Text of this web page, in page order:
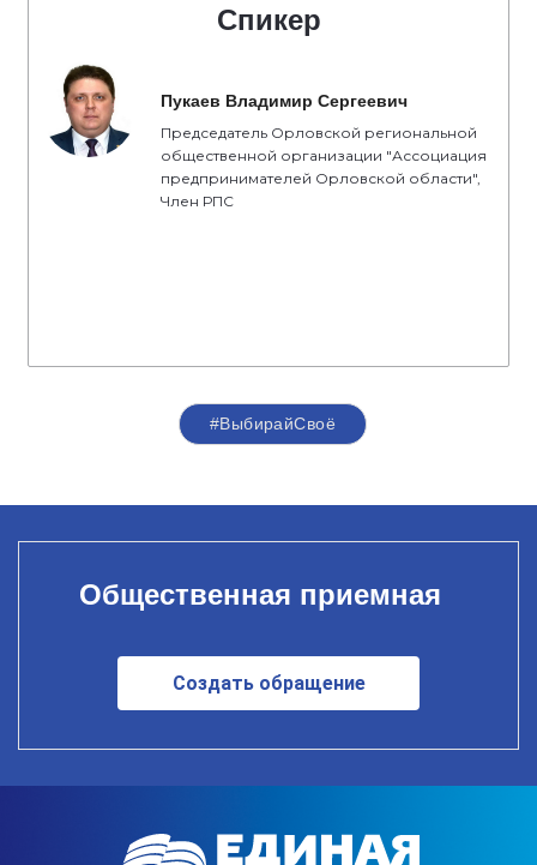
Спикер
Пукаев Владимир Сергеевич
Председатель Орловской региональной
общественной организации "Ассоциация
предпринимателей Орловской области",
Член РПС
#ВыбирайСвоё
Общественная приемная
Создать обращение